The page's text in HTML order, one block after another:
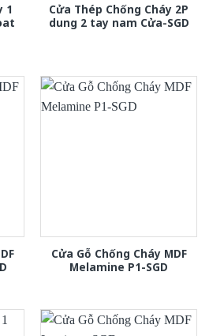
1
Cửa Thép Chống Cháy 2P
dung 2 tay nam Cửa-SGD
Cửa Gỗ Chống Cháy MDF
Melamine P1-SGD